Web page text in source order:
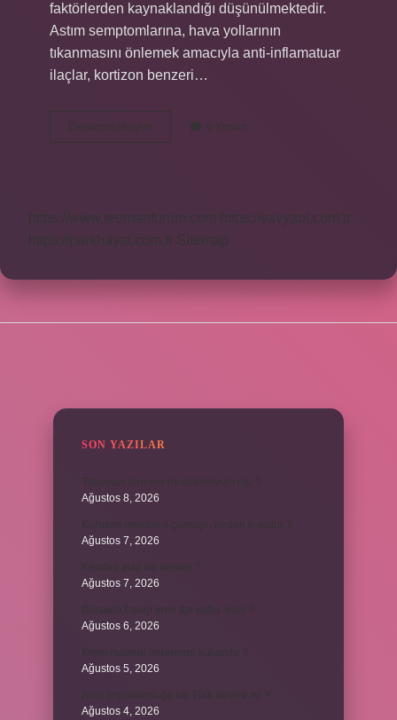
faktörlerden kaynaklandığı düşünülmektedir.
Astım semptomlarına, hava yollarının
tıkanmasını önlemek amacıyla anti-inflamatuar
ilaçlar, kortizon benzeri…
Devamını okuyun
ne
6 Yorum
https://www.teomanforum.com
https://vavyapi.com.tr
https://parkhayat.com.tr
Sitemap
SON YAZILAR
Ağustos 8, 2026
Ağustos 7, 2026
Ağustos 7, 2026
Ağustos 6, 2026
Ağustos 5, 2026
Ağustos 4, 2026